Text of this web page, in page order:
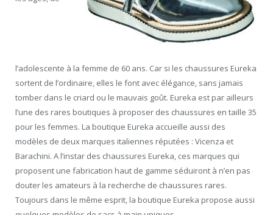
l’adolescente à la femme de 60 ans. Car si les chaussures Eureka
sortent de l’ordinaire, elles le font avec élégance, sans jamais
tomber dans le criard ou le mauvais goût. Eureka est par ailleurs
l’une des rares boutiques à proposer des chaussures en taille 35
pour les femmes. La boutique Eureka accueille aussi des
modèles de deux marques italiennes réputées : Vicenza et
Barachini. A l’instar des chaussures Eureka, ces marques qui
proposent une fabrication haut de gamme séduiront à n’en pas
douter les amateurs à la recherche de chaussures rares.
Toujours dans le même esprit, la boutique Eureka propose aussi